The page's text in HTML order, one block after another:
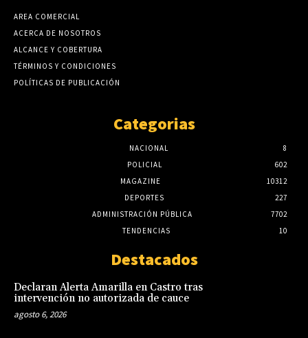
AREA COMERCIAL
ACERCA DE NOSOTROS
ALCANCE Y COBERTURA
TÉRMINOS Y CONDICIONES
POLÍTICAS DE PUBLICACIÓN
Categorias
NACIONAL
8
POLICIAL
602
MAGAZINE
10312
DEPORTES
227
ADMINISTRACIÓN PÚBLICA
7702
TENDENCIAS
10
Destacados
Declaran Alerta Amarilla en Castro tras
intervención no autorizada de cauce
agosto 6, 2026